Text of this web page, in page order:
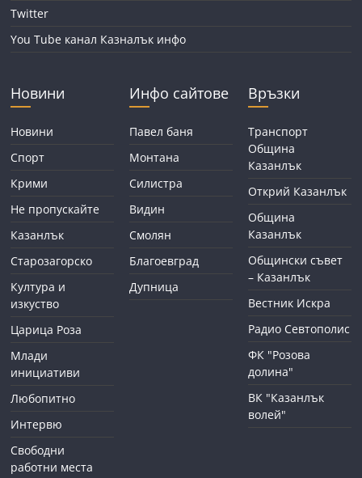
Twitter
You Tube канал Казналък инфо
Новини
Новини
Спорт
Крими
Не пропускайте
Казанлък
Старозагорско
Култура и
изкуство
Царица Роза
Млади
инициативи
Любопитно
Интервю
Свободни
работни места
Инфо сайтове
Павел баня
Монтана
Силистра
Видин
Смолян
Благоевград
Дупница
Връзки
Транспорт
Община
Казанлък
Открий Казанлък
Община
Казанлък
Общински съвет
– Казанлък
Вестник Искра
Радио Севтополис
ФК "Розова
долина"
ВК "Казанлък
волей"